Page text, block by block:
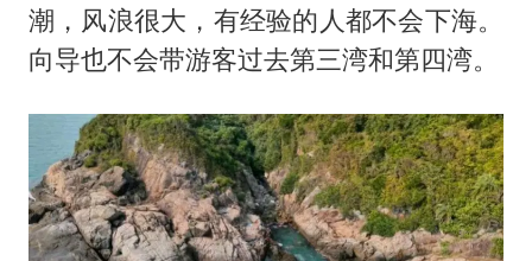
潮，风浪很大，有经验的人都不会下海。
向导也不会带游客过去第三湾和第四湾。